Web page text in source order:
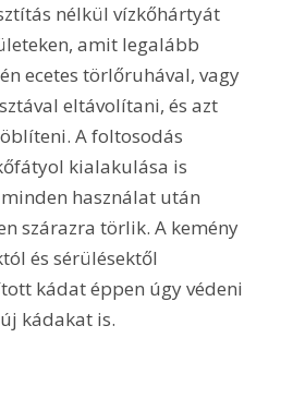
nélkül vízkőhártyát
amit legalább
ecetes törlőruhával, vagy
eltávolítani, és azt
A foltosodás
kialakulása is
használat után
szárazra törlik. A kemény
és sérülésektől
kádat éppen úgy védeni
kádakat is.